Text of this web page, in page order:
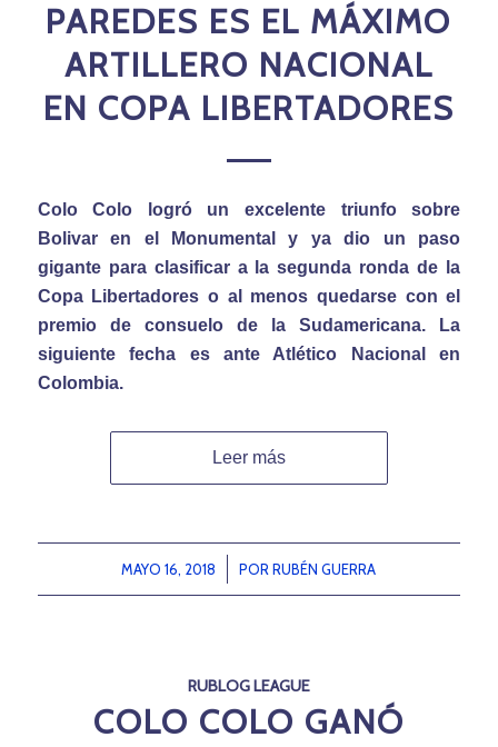
PAREDES ES EL MÁXIMO
ARTILLERO NACIONAL
EN COPA LIBERTADORES
Colo Colo logró un excelente triunfo sobre
Bolivar en el Monumental y ya dio un paso
gigante para clasificar a la segunda ronda de la
Copa Libertadores o al menos quedarse con el
premio de consuelo de la Sudamericana. La
siguiente fecha es ante Atlético Nacional en
Colombia.
Leer más
MAYO 16, 2018
/ PORRUBÉN GUERRA
RUBLOG LEAGUE
COLO COLO GANÓ